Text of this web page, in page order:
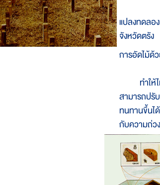
แปลงทดลอ
จังหวัดตรัง
การอัดไม้ด้
ทำให้ไม้
สามารถปรับ
ทนทานขึ้นไ
กับความถ่ว